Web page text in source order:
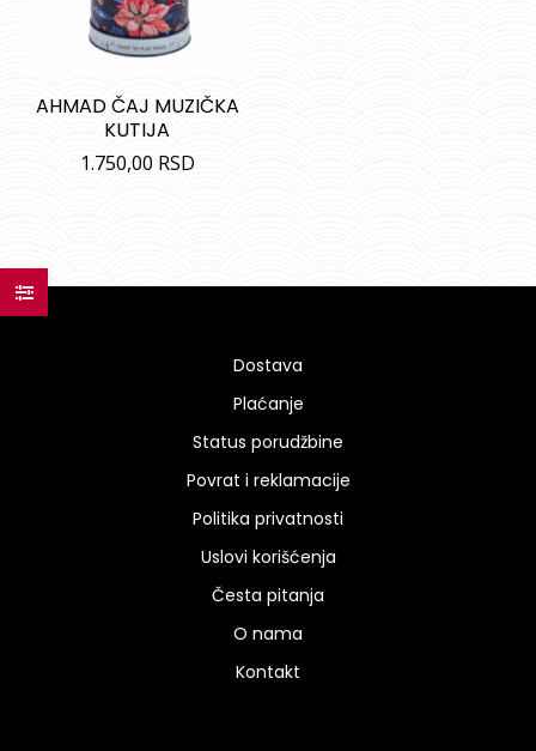
AHMAD ČAJ MUZIČKA
KUTIJA
1.750,00 RSD
Dostava
Plaćanje
Status porudžbine
Povrat i reklamacije
Politika privatnosti
Uslovi korišćenja
Česta pitanja
O nama
Kontakt